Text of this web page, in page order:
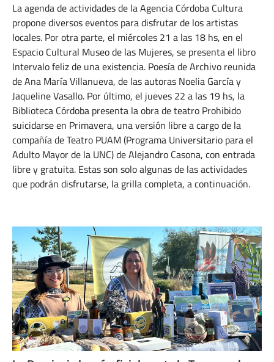
La agenda de actividades de la Agencia Córdoba Cultura
propone diversos eventos para disfrutar de los artistas
locales. Por otra parte, el miércoles 21 a las 18 hs, en el
Espacio Cultural Museo de las Mujeres, se presenta el libro
Intervalo feliz de una existencia. Poesía de Archivo reunida
de Ana María Villanueva, de las autoras Noelia García y
Jaqueline Vasallo. Por último, el jueves 22 a las 19 hs, la
Biblioteca Córdoba presenta la obra de teatro Prohibido
suicidarse en Primavera, una versión libre a cargo de la
compañía de Teatro PUAM (Programa Universitario para el
Adulto Mayor de la UNC) de Alejandro Casona, con entrada
libre y gratuita. Estas son solo algunas de las actividades
que podrán disfrutarse, la grilla completa, a continuación.